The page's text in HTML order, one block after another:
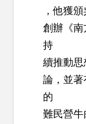
，他獲
創辦《南
持
續推動
論，並
的
難民營